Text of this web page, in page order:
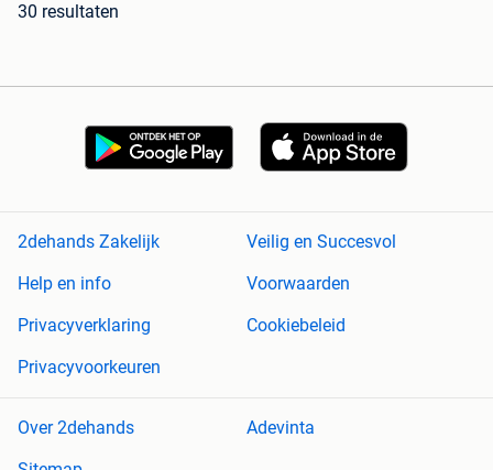
30 resultaten
2dehands Zakelijk
Veilig en Succesvol
Help en info
Voorwaarden
Privacyverklaring
Cookiebeleid
Privacyvoorkeuren
Over 2dehands
Adevinta